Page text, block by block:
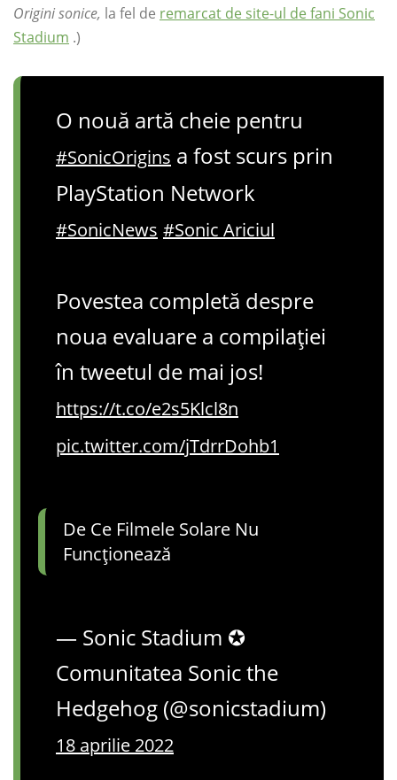
Origini sonice, la fel de remarcat de site-ul de fani Sonic
Stadium .)
O nouă artă cheie pentru
#SonicOrigins a fost scurs prin
PlayStation Network
#SonicNews #Sonic Ariciul
Povestea completă despre
noua evaluare a compilației
în tweetul de mai jos!
https://t.co/e2s5Klcl8n
pic.twitter.com/jTdrrDohb1
De Ce Filmele Solare Nu
Funcționează
— Sonic Stadium ✪
Comunitatea Sonic the
Hedgehog (@sonicstadium)
18 aprilie 2022